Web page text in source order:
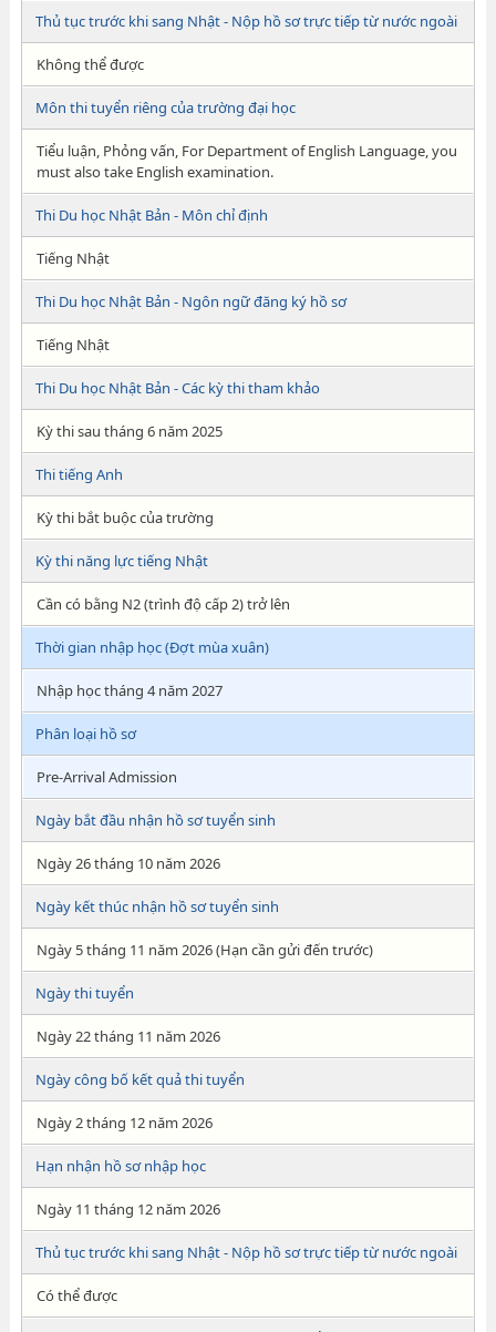
Thủ tục trước khi sang Nhật - Nộp hồ sơ trực tiếp từ nước ngoài
Không thể được
Môn thi tuyển riêng của trường đại học
Tiểu luận, Phỏng vấn, For Department of English Language, you
must also take English examination.
Thi Du học Nhật Bản - Môn chỉ định
Tiếng Nhật
Thi Du học Nhật Bản - Ngôn ngữ đăng ký hồ sơ
Tiếng Nhật
Thi Du học Nhật Bản - Các kỳ thi tham khảo
Kỳ thi sau tháng 6 năm 2025
Thi tiếng Anh
Kỳ thi bắt buộc của trường
Kỳ thi năng lực tiếng Nhật
Cần có bằng N2 (trình độ cấp 2) trở lên
Thời gian nhập học (Đợt mùa xuân)
Nhập học tháng 4 năm 2027
Phân loại hồ sơ
Pre-Arrival Admission
Ngày bắt đầu nhận hồ sơ tuyển sinh
Ngày 26 tháng 10 năm 2026
Ngày kết thúc nhận hồ sơ tuyển sinh
Ngày 5 tháng 11 năm 2026 (Hạn cần gửi đến trước)
Ngày thi tuyển
Ngày 22 tháng 11 năm 2026
Ngày công bố kết quả thi tuyển
Ngày 2 tháng 12 năm 2026
Hạn nhận hồ sơ nhập học
Ngày 11 tháng 12 năm 2026
Thủ tục trước khi sang Nhật - Nộp hồ sơ trực tiếp từ nước ngoài
Có thể được